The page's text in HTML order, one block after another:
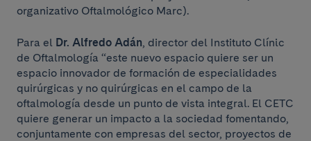
organizativo Oftalmológico Marc).
Para el Dr. Alfredo Adán, director del Instituto Clínic
de Oftalmología “este nuevo espacio quiere ser un
espacio innovador de formación de especialidades
quirúrgicas y no quirúrgicas en el campo de la
oftalmología desde un punto de vista integral. El CETC
quiere generar un impacto a la sociedad fomentando,
conjuntamente con empresas del sector, proyectos de